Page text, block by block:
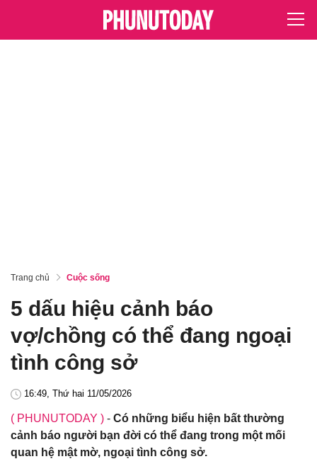
Trang chủ Cuộc sống
5 dấu hiệu cảnh báo
vợ/chồng có thể đang ngoại
tình công sở
16:49, Thứ hai 11/05/2026
( PHUNUTODAY ) - Có những biểu hiện bất thường
cảnh báo người bạn đời có thể đang trong một mối
quan hệ mật mờ, ngoại tình công sở.